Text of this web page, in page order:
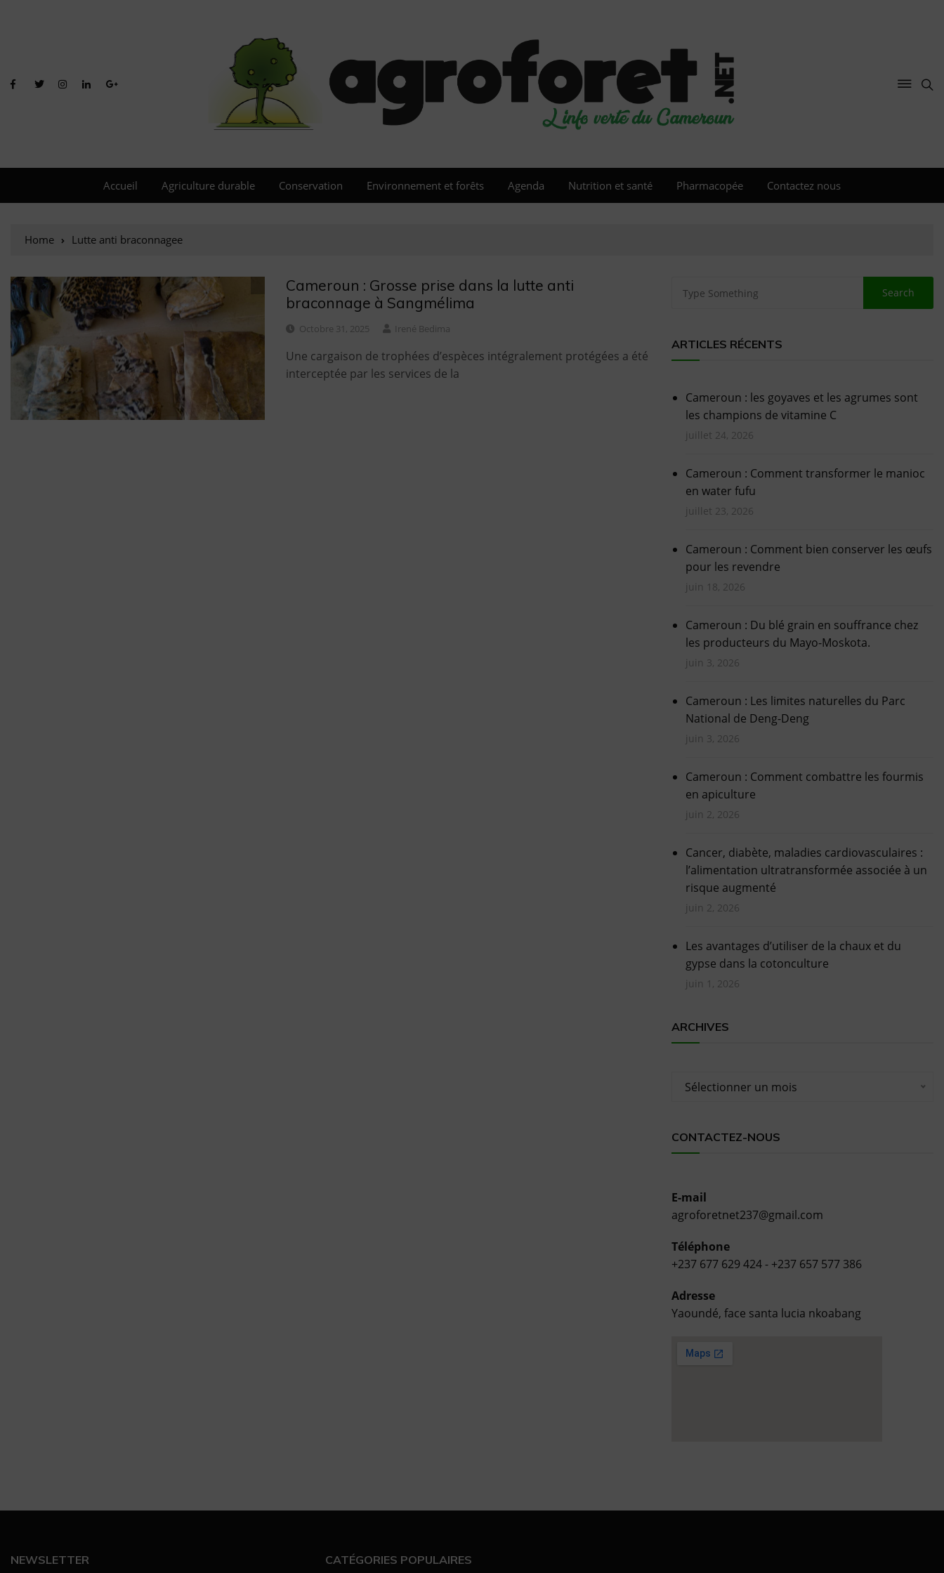
Accueil Agriculture durable Conservation Environnement et forêts Agenda Nutrition et santé Pharmacopée Contactez nous
Home Lutte anti braconnagee
Cameroun : Grosse prise dans la lutte anti
braconnage à Sangmélima
Octobre 31, 2025 Irené Bedima
Une cargaison de trophées d’espèces intégralement protégées a été
interceptée par les services de la
ARTICLES RÉCENTS
Cameroun : les goyaves et les agrumes sont
les champions de vitamine C
juillet 24, 2026
Cameroun : Comment transformer le manioc
en water fufu
juillet 23, 2026
Cameroun : Comment bien conserver les œufs
pour les revendre
juin 18, 2026
Cameroun : Du blé grain en souffrance chez
les producteurs du Mayo-Moskota.
juin 3, 2026
Cameroun : Les limites naturelles du Parc
National de Deng-Deng
juin 3, 2026
Cameroun : Comment combattre les fourmis
en apiculture
juin 2, 2026
Cancer, diabète, maladies cardiovasculaires :
l’alimentation ultratransformée associée à un
risque augmenté
juin 2, 2026
Les avantages d’utiliser de la chaux et du
gypse dans la cotonculture
juin 1, 2026
ARCHIVES
Archives
Sélectionner un mois
CONTACTEZ-NOUS
E-mail
agroforetnet237@gmail.com
Téléphone
+237 677 629 424 - +237 657 577 386
Adresse
Yaoundé, face santa lucia nkoabang
NEWSLETTER CATÉGORIES POPULAIRES